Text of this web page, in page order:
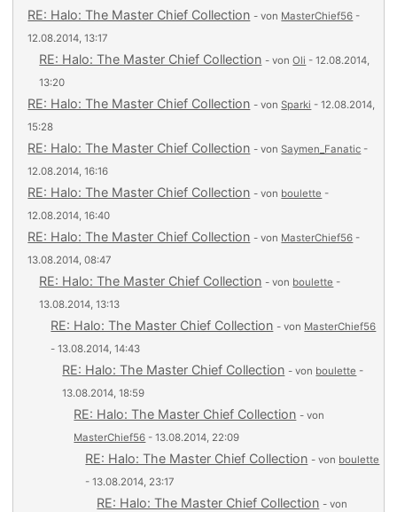
RE: Halo: The Master Chief Collection - von MasterChief56 -
12.08.2014, 13:17
RE: Halo: The Master Chief Collection - vonOli - 12.08.2014,
13:20
RE: Halo: The Master Chief Collection - vonSparki - 12.08.2014,
15:28
RE: Halo: The Master Chief Collection - vonSaymen_Fanatic -
12.08.2014, 16:16
RE: Halo: The Master Chief Collection - von boulette -
12.08.2014, 16:40
RE: Halo: The Master Chief Collection - von MasterChief56 -
13.08.2014, 08:47
RE: Halo: The Master Chief Collection - von boulette -
13.08.2014, 13:13
RE: Halo: The Master Chief Collection - von MasterChief56
- 13.08.2014, 14:43
RE: Halo: The Master Chief Collection - von boulette -
13.08.2014, 18:59
RE: Halo: The Master Chief Collection - von
MasterChief56 - 13.08.2014, 22:09
RE: Halo: The Master Chief Collection - von boulette
- 13.08.2014, 23:17
RE: Halo: The Master Chief Collection - von